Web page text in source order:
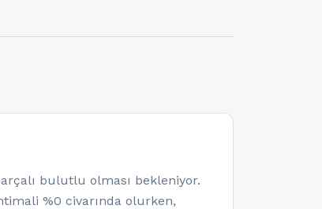
bulutlu olması bekleniyor.
%0 civarında olurken,